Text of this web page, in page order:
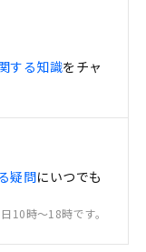
する知識をチャ
疑問にいつでも
10時〜18時です。